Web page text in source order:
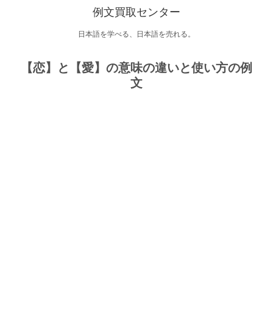
例文買取センター
日本語を学べる、日本語を売れる。
【恋】と【愛】の意味の違いと使い方の例
文